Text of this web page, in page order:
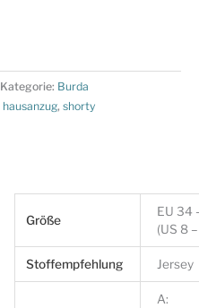
Kategorie: Burda
hausanzug, shorty
Größe
EU 34
(US 8
Stoffempfehlung Jersey
A: